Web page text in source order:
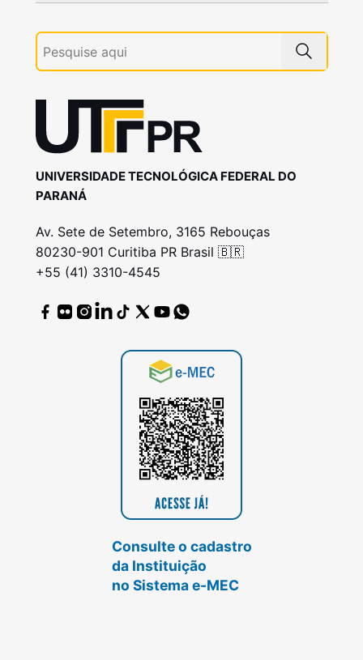
UNIVERSIDADE TECNOLÓGICA FEDERAL DO
PARANÁ
Av. Sete de Setembro, 3165 Rebouças
80230-901 Curitiba PR Brasil 🇧🇷
+55 (41) 3310-4545
Consulte o cadastro
da Instituição
no Sistema e-MEC